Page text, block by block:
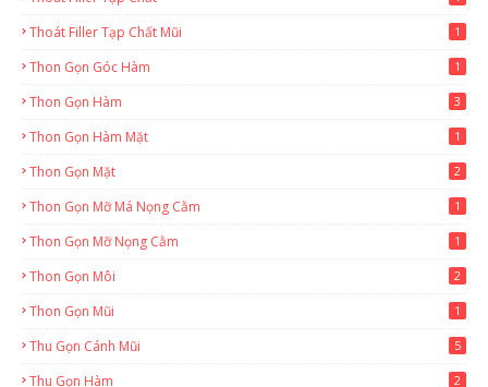
Thoát Filler Tạp Chất Mũi 1
Thon Gọn Góc Hàm 1
Thon Gọn Hàm 3
Thon Gọn Hàm Mặt 1
Thon Gọn Mặt 2
Thon Gọn Mỡ Má Nọng Cằm 1
Thon Gọn Mỡ Nọng Cằm 1
Thon Gọn Môi 2
Thon Gọn Mũi 1
Thu Gọn Cánh Mũi 5
Thu Gọn Hàm 2